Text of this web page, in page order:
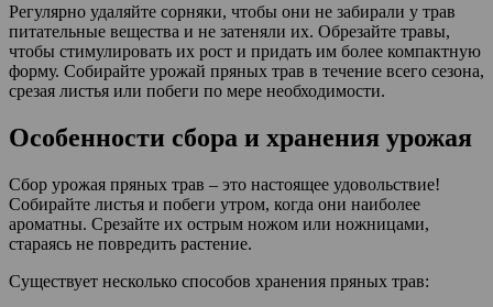
Регулярно удаляйте сорняки, чтобы они не забирали у трав
питательные вещества и не затеняли их. Обрезайте травы,
чтобы стимулировать их рост и придать им более компактную
форму. Собирайте урожай пряных трав в течение всего сезона,
срезая листья или побеги по мере необходимости.
Особенности сбора и хранения урожая
Сбор урожая пряных трав – это настоящее удовольствие!
Собирайте листья и побеги утром, когда они наиболее
ароматны. Срезайте их острым ножом или ножницами,
стараясь не повредить растение.
Существует несколько способов хранения пряных трав: